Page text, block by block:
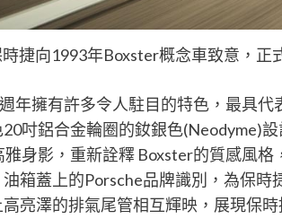
捷向1993年Boxster概念車致意，正
年擁有許多令人駐目的特色，最具
吋鋁合金輪圈的釹銀色(Neodyme)
雅身影，重新詮釋 Boxster的質感風
油箱蓋上的Porsche品牌識別，為保
亮澤的排氣尾管相互輝映，展現保